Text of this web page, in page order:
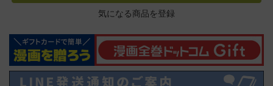
気になる商品を登録